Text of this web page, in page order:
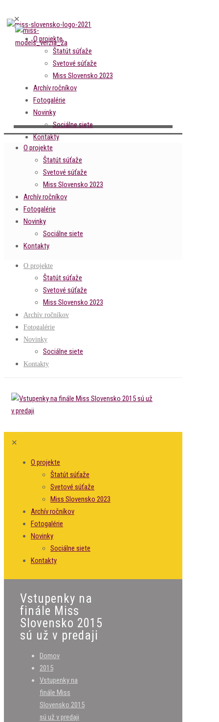
✕
O projekte
Štatút súťaže
Svetové súťaže
Miss Slovensko 2023
Archív ročníkov
Fotogalérie
Novinky
Sociálne siete
Kontakty
O projekte
Štatút súťaže
Svetové súťaže
Miss Slovensko 2023
Archív ročníkov
Fotogalérie
Novinky
Sociálne siete
Kontakty
O projekte
Štatút súťaže
Svetové súťaže
Miss Slovensko 2023
Archív ročníkov
Fotogalérie
Novinky
Sociálne siete
Kontakty
✕
O projekte
Štatút súťaže
Svetové súťaže
Miss Slovensko 2023
Archív ročníkov
Fotogalérie
Novinky
Sociálne siete
Kontakty
Vstupenky na
finále Miss
Slovensko 2015
sú už v predaji
Domov
2015
Vstupenky na
finále Miss
Slovensko 2015
sú už v predaji